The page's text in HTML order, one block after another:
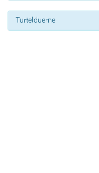
Turtelduerne